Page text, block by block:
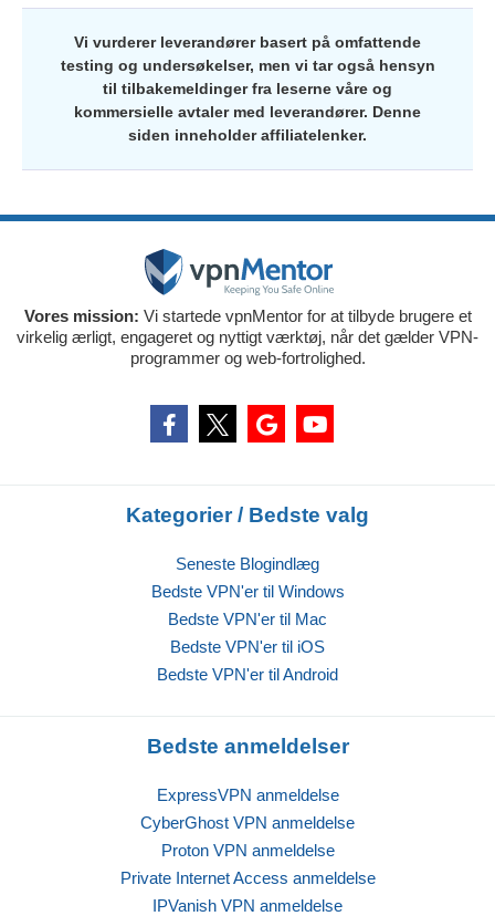
Vi vurderer leverandører basert på omfattende
testing og undersøkelser, men vi tar også hensyn
til tilbakemeldinger fra leserne våre og
kommersielle avtaler med leverandører. Denne
siden inneholder affiliatelenker.
Vores mission: Vi startede vpnMentor for at tilbyde brugere et
virkelig ærligt, engageret og nyttigt værktøj, når det gælder VPN-
programmer og web-fortrolighed.
Kategorier / Bedste valg
Seneste Blogindlæg
Bedste VPN'er til Windows
Bedste VPN'er til Mac
Bedste VPN'er til iOS
Bedste VPN'er til Android
Bedste anmeldelser
ExpressVPN anmeldelse
CyberGhost VPN anmeldelse
Proton VPN anmeldelse
Private Internet Access anmeldelse
IPVanish VPN anmeldelse